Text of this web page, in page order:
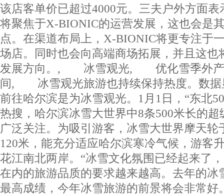
该店客单价已超过4000元。三夫户外方面
将聚焦于X-BIONIC的运营发展，这也会是
点。在渠道布局上，X-BIONIC将更专注于
场店。同时也会向高端商场拓展，并且这
发展方向。, 冰雪观光, 优化雪季外产
间, 冰雪观光旅游也持续保持热度。数据
前往哈尔滨是为冰雪观光。1月1日，“东北
热搜，哈尔滨冰雪大世界中8条500米长的
广泛关注。为吸引游客，冰雪大世界摩天轮
120米，能充分适应哈尔滨寒冷气候，游客
花江南北两岸。“冰雪文化氛围已经起来了
在内的旅游品质的要求越来越高。去年的冰
最高成绩，今年冰雪旅游的前景将会非常好